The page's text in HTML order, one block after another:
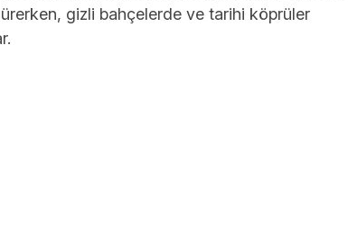
gizli bahçelerde ve tarihi köprüler